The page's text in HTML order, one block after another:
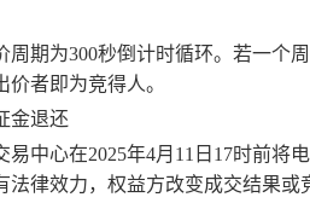
周期为300秒倒计时循环。若一个
者即为竞得人。
金退还
易中心在2025年4月 11 日 17时前将
法律效力，权益方改变成交结果